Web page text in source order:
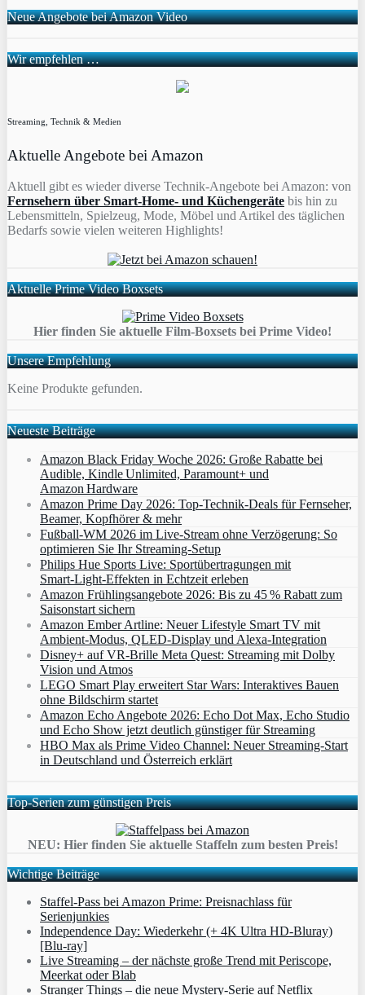
Neue Angebote bei Amazon Video
Wir empfehlen …
Streaming, Technik & Medien
Aktuelle Angebote bei Amazon
Aktuell gibt es wieder diverse Technik-Angebote bei Amazon: von
Fernsehern über Smart-Home- und Küchengeräte bis hin zu
Lebensmitteln, Spielzeug, Mode, Möbel und Artikel des täglichen
Bedarfs sowie vielen weiteren Highlights!
Aktuelle Prime Video Boxsets
Hier finden Sie aktuelle Film-Boxsets bei Prime Video!
Unsere Empfehlung
Keine Produkte gefunden.
Neueste Beiträge
Amazon Black Friday Woche 2026: Große Rabatte bei
Audible, Kindle Unlimited, Paramount+ und
Amazon Hardware
Amazon Prime Day 2026: Top-Technik-Deals für Fernseher,
Beamer, Kopfhörer & mehr
Fußball-WM 2026 im Live-Stream ohne Verzögerung: So
optimieren Sie Ihr Streaming-Setup
Philips Hue Sports Live: Sportübertragungen mit
Smart‑Light‑Effekten in Echtzeit erleben
Amazon Frühlingsangebote 2026: Bis zu 45 % Rabatt zum
Saisonstart sichern
Amazon Ember Artline: Neuer Lifestyle Smart TV mit
Ambient‑Modus, QLED‑Display und Alexa‑Integration
Disney+ auf VR-Brille Meta Quest: Streaming mit Dolby
Vision und Atmos
LEGO Smart Play erweitert Star Wars: Interaktives Bauen
ohne Bildschirm startet
Amazon Echo Angebote 2026: Echo Dot Max, Echo Studio
und Echo Show jetzt deutlich günstiger für Streaming
HBO Max als Prime Video Channel: Neuer Streaming‑Start
in Deutschland und Österreich erklärt
Top-Serien zum günstigen Preis
NEU: Hier finden Sie aktuelle Staffeln zum besten Preis!
Wichtige Beiträge
Staffel-Pass bei Amazon Prime: Preisnachlass für
Serienjunkies
Independence Day: Wiederkehr (+ 4K Ultra HD-Bluray)
[Blu-ray]
Live Streaming – der nächste große Trend mit Periscope,
Meerkat oder Blab
Stranger Things – die neue Mystery-Serie auf Netflix